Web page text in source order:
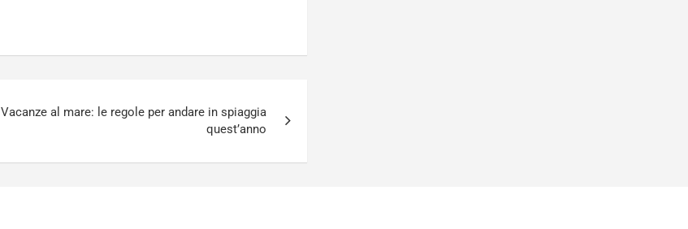
Vacanze al mare: le regole per andare in spiaggia
quest’anno